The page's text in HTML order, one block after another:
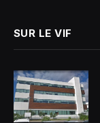
SUR LE VIF